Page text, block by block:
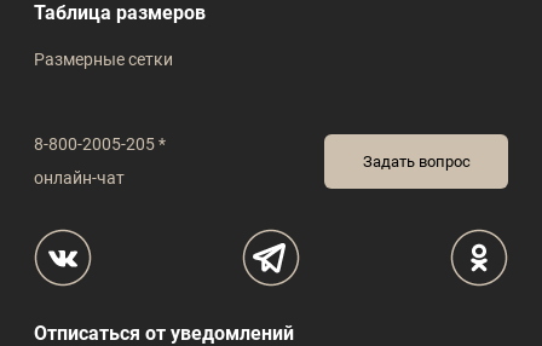
8-800-2005-205 *
онлайн-чат
Задать вопрос
Таблица размеров
Размерные сетки
Отписаться от уведомлений